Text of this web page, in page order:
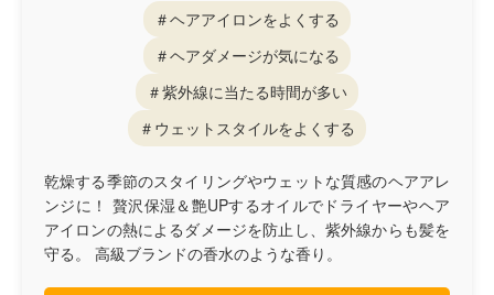
＃ヘアアイロンをよくする
＃ヘアダメージが気になる
＃紫外線に当たる時間が多い
＃ウェットスタイルをよくする
乾燥する季節のスタイリングやウェットな質感のヘアアレ
ンジに！ 贅沢保湿＆艶UPするオイルでドライヤーやヘア
アイロンの熱によるダメージを防止し、紫外線からも髪を
守る。 高級ブランドの香水のような香り。